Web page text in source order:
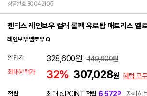
상품번호 B0042105
젠티스 레인보우 컬러 롤팩 유로탑 매트리스 옐
레인보우 옐로우 Q
할인가 328,600원 449,900원
최대혜택가
32% 307,028원 혜택 모
적립 최대 e.POINT 적립 6,572P
자세히